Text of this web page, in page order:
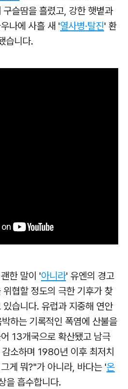
슬땀을 흘렸고, 강한 햇볕과
나에 사흘 새 '열사병·탈진' 환
습니다.
한 말이 '아니라' 유엔의 경고
협할 정도의 극한 기후가 찾
습니다. 유럽과 지중해 연안
하는 기록적인 폭염에 산불을
13개국으로 확산됐고 남극
소하며 1980년 이후 최저치
게 뭐?"가 아니라, 바다는 '온
을 흡수합니다.